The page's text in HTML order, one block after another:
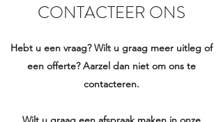
CONTACTEER ONS
Hebt u een vraag? Wilt u graag meer uitleg of
een offerte? Aarzel dan niet om ons te
contacteren.